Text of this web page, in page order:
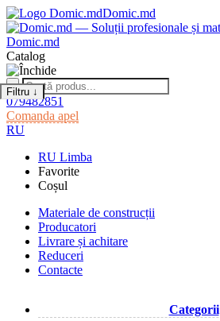
Domic.md
Domic.md
Catalog
079482851
Comanda apel
RU
RU Limba
Favorite
Coșul
Materiale de construcții
Producatori
Livrare și achitare
Reduceri
Contacte
Categorii
Filtru ↓